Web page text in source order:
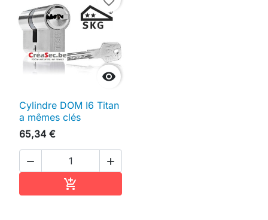

Cylindre DOM I6 Titan
a mêmes clés
65,34 €
 
